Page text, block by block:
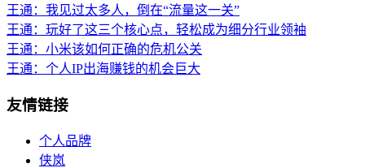
王通：我见过太多人，倒在“流量这一关”
王通：玩好了这三个核心点，轻松成为细分行业领袖
王通：小米该如何正确的危机公关
王通：个人IP出海赚钱的机会巨大
友情链接
个人品牌
侠岚